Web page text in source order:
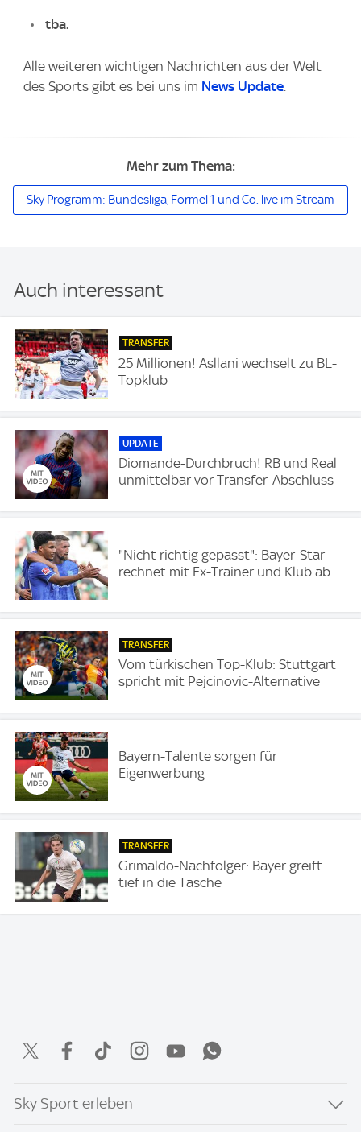
tba.
Alle weiteren wichtigen Nachrichten aus der Welt
des Sports gibt es bei uns im News Update
Mehr zum Thema:
Sky Programm: Bundesliga, Formel 1 und Co. live im Stream
Auch interessant
TRANSFER
25 Millionen! Asllani wechselt zu BL-
Topklub
UPDATE
Diomande-Durchbruch! RB und Real
unmittelbar vor Transfer-Abschluss
"Nicht richtig gepasst": Bayer-Star
rechnet mit Ex-Trainer und Klub ab
TRANSFER
Vom türkischen Top-Klub: Stuttgart
spricht mit Pejcinovic-Alternative
Bayern-Talente sorgen für
Eigenwerbung
TRANSFER
Grimaldo-Nachfolger: Bayer greift
tief in die Tasche
Sky Sport erleben